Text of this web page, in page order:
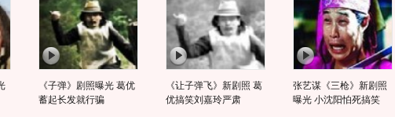
《子弹》剧照曝光 葛优
蓄起长发就行骗
《让子弹飞》新剧照 葛
优搞笑刘嘉玲严肃
张艺谋《三枪》新剧照
曝光 小沈阳怕死搞笑